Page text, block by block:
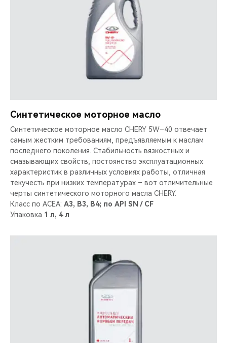
Синтетическое моторное масло
Синтетическое моторное масло CHERY 5W–40 отвечает
самым жестким требованиям, предъявляемым к маслам
последнего поколения. Стабильность вязкостных и
смазывающих свойств, постоянство эксплуатационных
характеристик в различных условиях работы, отличная
текучесть при низких температурах – вот отличительные
черты синтетического моторного масла CHERY.
Класс по ACEA: A3, B3, B4; по API SN / CF
Упаковка 1 л, 4 л